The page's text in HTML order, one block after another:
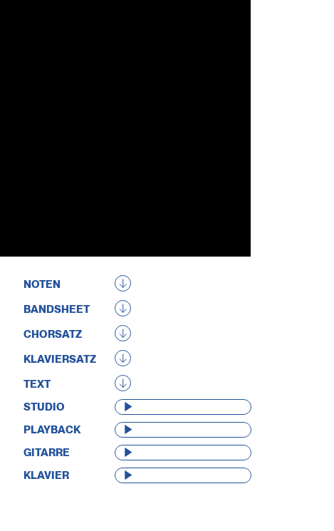
NOTEN
BANDSHEET
CHORSATZ
KLAVIERSATZ
TEXT
STUDIO
AUDIO-
PLAYER
PLAYBACK
AUDIO-
PLAYER
GITARRE
AUDIO-
PLAYER
KLAVIER
AUDIO-